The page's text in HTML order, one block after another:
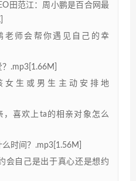
田范江：周小鹏是百合网最
老师会帮你遇见自己的幸
.mp3[1.66M]
女生或男生主动安排地
喜欢上ta的相亲对象怎么
时间？.mp3[1.56M]
会自己是出于真心还是想约